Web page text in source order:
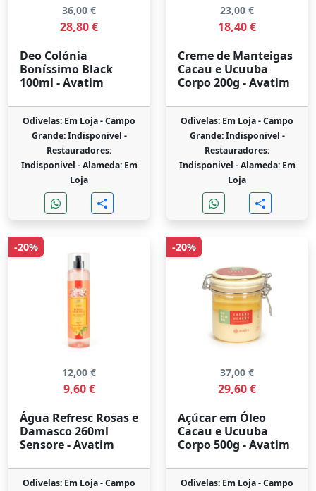
36,00 €
28,80 €
Deo Colónia
Boníssimo Black
100ml - Avatim
Odivelas: Em Loja -Campo
Grande: Indisponivel -
Restauradores:
Indisponivel -Alameda: Em
Loja
23,00 €
18,40 €
Creme de Manteigas
Cacau e Ucuuba
Corpo 200g - Avatim
Odivelas: Em Loja -Campo
Grande: Indisponivel -
Restauradores:
Indisponivel -Alameda: Em
Loja
-20%
12,00 €
9,60 €
Água Refresc Rosas e
Damasco 260ml
Sensore - Avatim
Odivelas: Em Loja -Campo
-20%
37,00 €
29,60 €
Açúcar em Óleo
Cacau e Ucuuba
Corpo 500g - Avatim
Odivelas: Em Loja -Campo